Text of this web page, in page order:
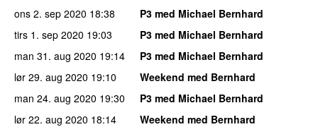
ons 2. sep 2020 18:38
P3 med Michael Bernhard
tirs 1. sep 2020 19:03
P3 med Michael Bernhard
man 31. aug 2020 19:14
P3 med Michael Bernhard
lør 29. aug 2020 19:10
Weekend med Bernhard
man 24. aug 2020 19:30
P3 med Michael Bernhard
lør 22. aug 2020 18:14
Weekend med Bernhard